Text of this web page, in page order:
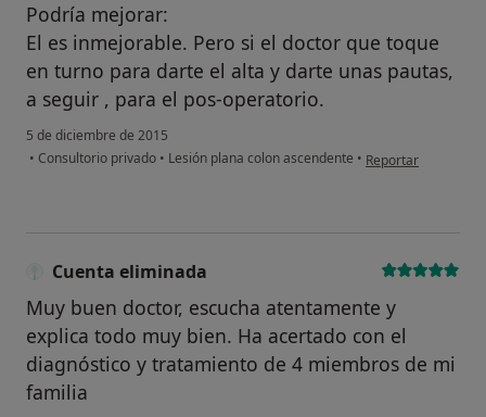
Podría mejorar:
El es inmejorable. Pero si el doctor que toque
en turno para darte el alta y darte unas pautas,
a seguir , para el pos-operatorio.
5 de diciembre de 2015
• Consultorio privado • Lesión plana colon ascendente • en opinión del
Reportar
Cuenta eliminada
Muy buen doctor, escucha atentamente y
explica todo muy bien. Ha acertado con el
diagnóstico y tratamiento de 4 miembros de mi
familia